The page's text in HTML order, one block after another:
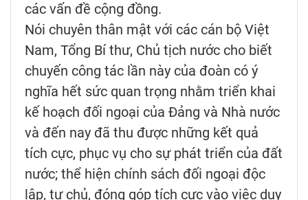
các vấn đề cộng đồng.
Nói chuyên thân mật với các cán bộ Việt
Nam, Tổng Bí thư, Chủ tịch nước cho biết
chuyến công tác lần này của đoàn có ý
nghĩa hết sức quan trọng nhằm triển khai
kế hoạch đối ngoại của Đảng và Nhà nước
và đến nay đã thu được những kết quả
tích cực, phục vụ cho sự phát triển của đất
nước; thể hiện chính sách đối ngoại độc
lập, tự chủ, đóng góp tích cực vào việc duy